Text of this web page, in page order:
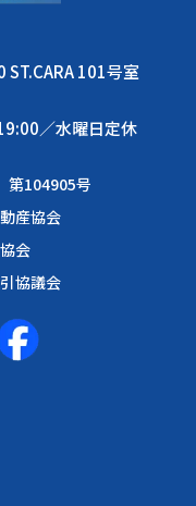
101号室
／水曜日定休
第104905号
産協会
会
協議会